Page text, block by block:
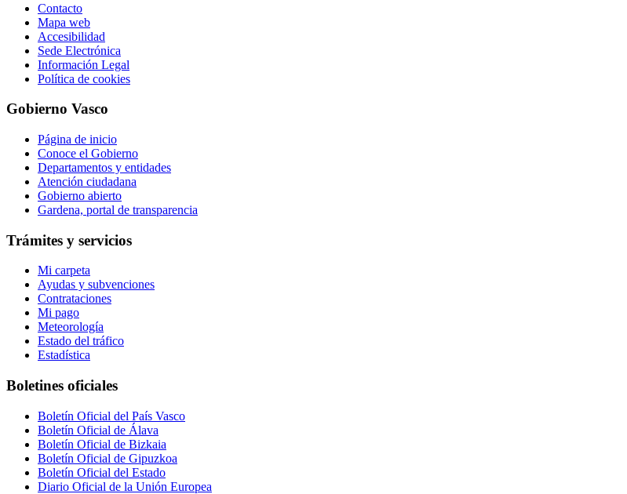
Contacto
Mapa web
Accesibilidad
Sede Electrónica
Información Legal
Política de cookies
Gobierno Vasco
Página de inicio
Conoce el Gobierno
Departamentos y entidades
Atención ciudadana
Gobierno abierto
Gardena, portal de transparencia
Trámites y servicios
Mi carpeta
Ayudas y subvenciones
Contrataciones
Mi pago
Meteorología
Estado del tráfico
Estadística
Boletines oficiales
Boletín Oficial del País Vasco
Boletín Oficial de Álava
Boletín Oficial de Bizkaia
Boletín Oficial de Gipuzkoa
Boletín Oficial del Estado
Diario Oficial de la Unión Europea